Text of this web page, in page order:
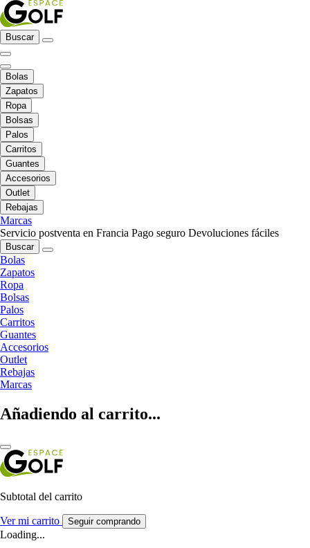
Buscar
Bolas
Zapatos
Ropa
Bolsas
Palos
Carritos
Guantes
Accesorios
Outlet
Rebajas
Marcas
Servicio postventa en Francia Pago seguro Devoluciones fáciles
Buscar
Bolas
Zapatos
Ropa
Bolsas
Palos
Carritos
Guantes
Accesorios
Outlet
Rebajas
Marcas
Añadiendo al carrito...
Subtotal del carrito
Ver mi carrito Seguir comprando
Loading...